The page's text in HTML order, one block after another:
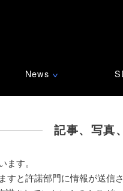
News ∨
記事、写真
ます。
すと許諾部門に情報が送信